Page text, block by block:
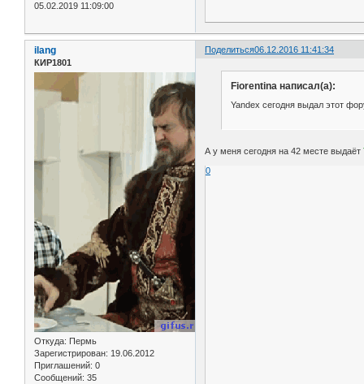
05.02.2019 11:09:00
Поделиться06.12.2016 11:41:34
ilang
КИР1801
Откуда: Пермь
Зарегистрирован: 19.06.2012
Приглашений: 0
Сообщений: 35
Fiorentina написал(а):
Yandex сегодня выдал этот
А у меня сегодня на 42 месте выдаёт
0